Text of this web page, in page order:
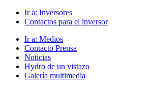
Ir a: Inversores
Contactos para el inversor
Ir a: Medios
Contacto Prensa
Noticias
Hydro de un vistazo
Galería multimedia